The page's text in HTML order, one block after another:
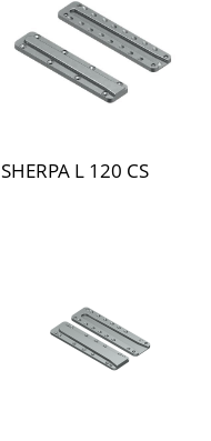
SHERPA L 120 CS